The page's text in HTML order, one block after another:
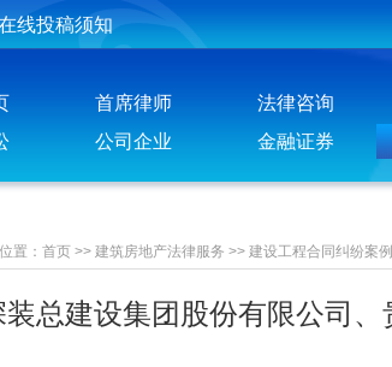
线投稿须知
首席律师 法律咨询
公司企业 金融证券
置： 首页 >> 建筑房地产法律服务 >> 建设工程合同纠纷案例
装总建设集团股份有限公司